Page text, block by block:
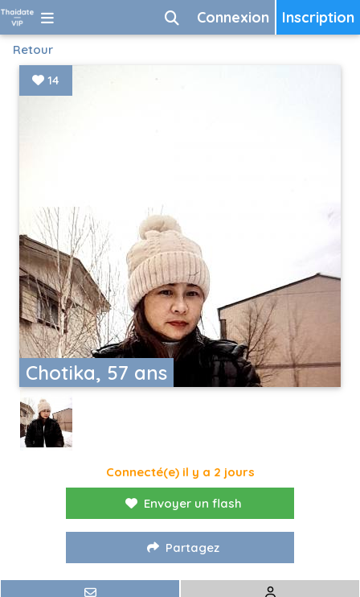
Inscription
Connexion
Retour
Chotika, 57 ans
14
Connecté(e) il y a 2 jours
Envoyer un flash
Partagez